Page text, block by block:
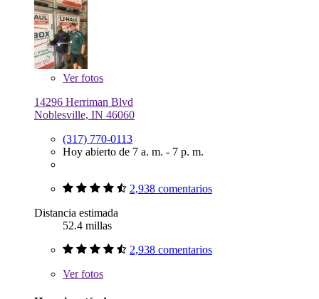
Verfotos
14296 Herriman Blvd
Noblesville, IN 46060
(317) 770-0113
Hoy abierto de 7 a. m. - 7 p. m.
2,938 comentarios
Distancia estimada
52.4 millas
2,938 comentarios
Verfotos